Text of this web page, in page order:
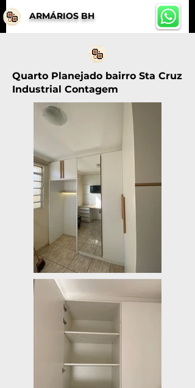
ARMÁRIOS BH
Quarto Planejado bairro Sta Cruz
Industrial Contagem